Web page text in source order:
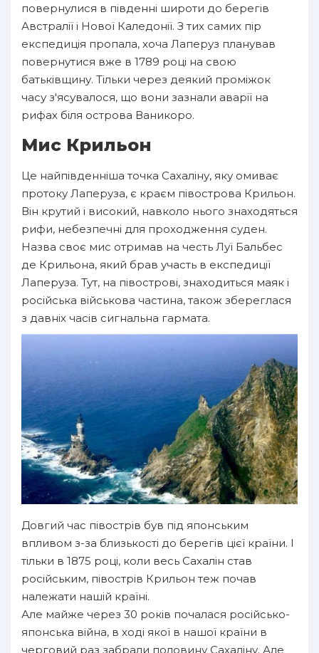
повернулися в південні широти до берегів
Австралії і Нової Каледонії. З тих самих пір
експедиція пропала, хоча Лаперуз планував
повернутися вже в 1789 році на свою
батьківщину. Тільки через деякий проміжок
часу з'ясувалося, що вони зазнали аварії на
рифах біля острова Ваникоро.
Мис Крильон
Це найпівденніша точка Сахаліну, яку омиває
протоку Лаперуза, є краєм півострова Крильон.
Він крутий і високий, навколо нього знаходяться
рифи, небезпечні для проходження суден.
Назва своє мис отримав на честь Луї Бальбес
де Крильона, який брав участь в експедиції
Лаперуза. Тут, на півострові, знаходиться маяк і
російська військова частина, також збереглася
з давніх часів сигнальна гармата.
Довгий час півострів був під японським
впливом з-за близькості до берегів цієї країни. І
тільки в 1875 році, коли весь Сахалін став
російським, півострів Крильон теж почав
належати нашій країні.
Але майже через 30 років почалася російсько-
японська війна, в ході якої в нашої країни в
черговий раз забрали половину Сахаліну. Але